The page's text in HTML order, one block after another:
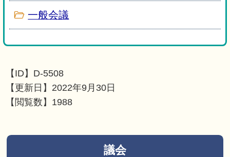
一般会議
【ID】 D-5508
【更新日】 2022年9月30日
【閲覧数】 1988
議会